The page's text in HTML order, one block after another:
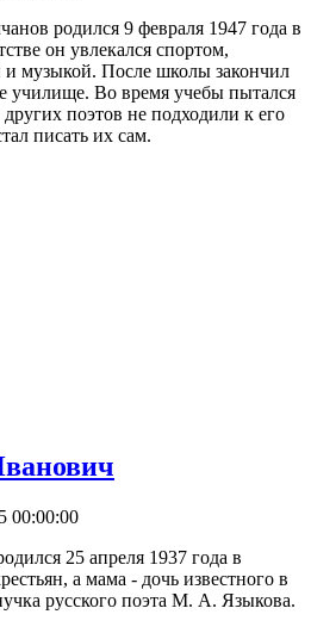
родился 9 февраля 1947 года в
он увлекался спортом,
и музыкой. После школы закончил
училище. Во время учебы пытался
поэтов не подходили к его
писать их сам.
00:00:00
25 апреля 1937 года в
а мама - дочь известного в
русского поэта М. А. Языкова.